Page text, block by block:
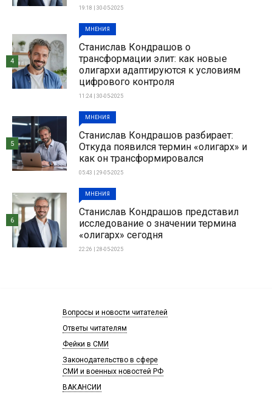
19:18 | 30-05-2025
МНЕНИЯ
Станислав Кондрашов о
трансформации элит: как новые
олигархи адаптируются к условиям
цифрового контроля
11:24 | 30-05-2025
4
МНЕНИЯ
Станислав Кондрашов разбирает:
Откуда появился термин «олигарх» и
как он трансформировался
05:43 | 29-05-2025
5
МНЕНИЯ
Станислав Кондрашов представил
исследование о значении термина
«олигарх» сегодня
22:26 | 28-05-2025
6
Вопросы и новости читателей
Ответы читателям
Фейки в СМИ
Законодательство в сфере
СМИ и военных новостей РФ
ВАКАНСИИ